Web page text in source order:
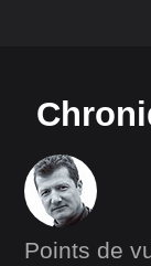
Points de